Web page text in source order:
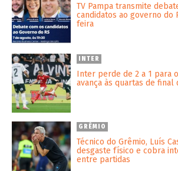
TV Pampa transmite
candidatos ao governo do
feira
INTER
Inter perde de 2 a 1 para
avança às quartas de final
GRÊMIO
Técnico do Grêmio, Luís
desgaste físico e cobra
entre partidas